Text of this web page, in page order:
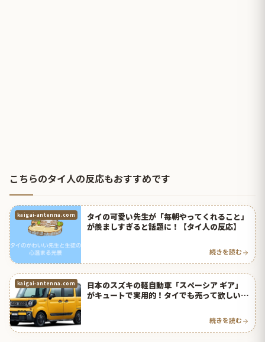
こちらのタイ人の反応もおすすめです
kaigai-antenna.com
タイの可愛い先生が「毎朝やってくれること」
が羨ましすぎると話題に！【タイ人の反応】
続きを読む
kaigai-antenna.com
日本のスズキの軽自動車「スペーシア ギア」
がキュートで実用的！タイでも売って欲しい！
続きを読む